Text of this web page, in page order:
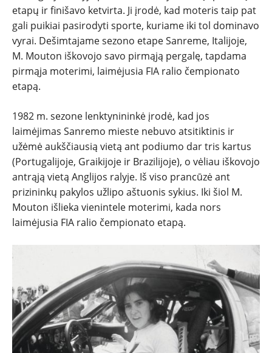
etapų ir finišavo ketvirta. Ji įrodė, kad moteris taip pat
gali puikiai pasirodyti sporte, kuriame iki tol dominavo
vyrai. Dešimtajame sezono etape Sanreme, Italijoje,
M. Mouton iškovojo savo pirmąją pergalę, tapdama
pirmąja moterimi, laimėjusia FIA ralio čempionato
etapą.
1982 m. sezone lenktynininkė įrodė, kad jos
laimėjimas Sanremo mieste nebuvo atsitiktinis ir
užėmė aukščiausią vietą ant podiumo dar tris kartus
(Portugalijoje, Graikijoje ir Brazilijoje), o vėliau iškovojo
antrąją vietą Anglijos ralyje. Iš viso prancūzė ant
prizininkų pakylos užlipo aštuonis sykius. Iki šiol M.
Mouton išlieka vienintele moterimi, kada nors
laimėjusia FIA ralio čempionato etapą.